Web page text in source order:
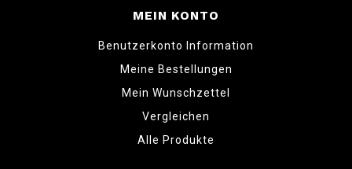
MEIN KONTO
Benutzerkonto Information
Meine Bestellungen
Mein Wunschzettel
Vergleichen
Alle Produkte